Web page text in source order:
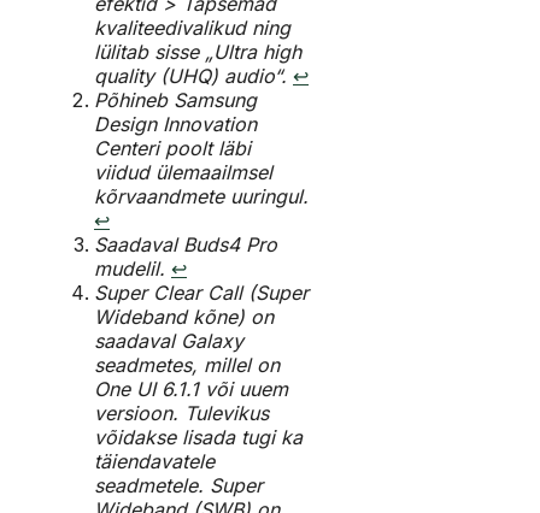
kvaliteedivalikud ning
lülitab sisse „Ultra high
quality (UHQ) audio“. ↩︎
Põhineb Samsung
Design Innovation
Centeri poolt läbi
viidud ülemaailmsel
kõrvaandmete uuringul.
↩︎
Saadaval Buds4 Pro
mudelil. ↩︎
Super Clear Call (Super
Wideband kõne) on
saadaval Galaxy
seadmetes, millel on
One UI 6.1.1 või uuem
versioon. Tulevikus
võidakse lisada tugi ka
täiendavatele
seadmetele. Super